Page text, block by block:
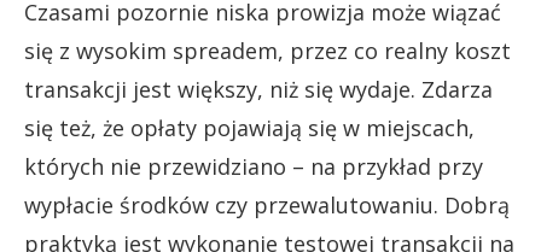
Czasami pozornie niska prowizja może wiązać
się z wysokim spreadem, przez co realny koszt
transakcji jest większy, niż się wydaje. Zdarza
się też, że opłaty pojawiają się w miejscach,
których nie przewidziano – na przykład przy
wypłacie środków czy przewalutowaniu. Dobrą
praktyką jest wykonanie testowej transakcji na